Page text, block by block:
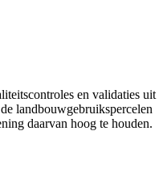
en validaties uit
landbouwgebruikspercelen
daarvan hoog te houden.